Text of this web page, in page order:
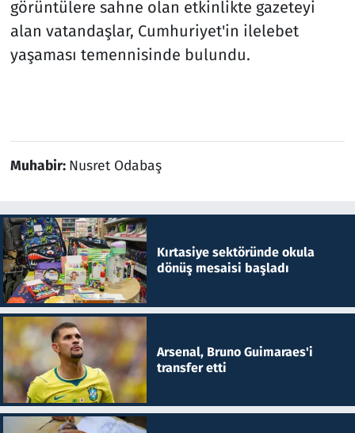
görüntülere sahne olan etkinlikte gazeteyi
alan vatandaşlar, Cumhuriyet'in ilelebet
yaşaması temennisinde bulundu.
Muhabir: Nusret Odabaş
Kırtasiye sektöründe okula
dönüş mesaisi başladı
Arsenal, Bruno Guimaraes'i
transfer etti